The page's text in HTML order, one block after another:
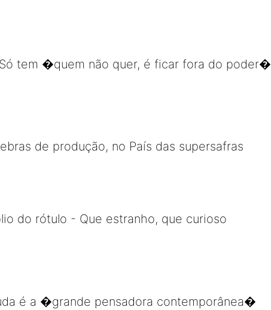
tem �quem não quer, é ficar fora do poder�
de produção, no País das supersafras
do rótulo - Que estranho, que curioso
é a �grande pensadora contemporânea�